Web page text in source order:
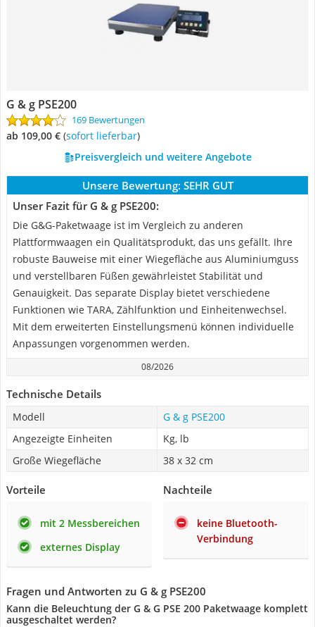
G & g PSE200
169 Bewertungen
ab 109,00 € ( Sofort lieferbar)
Preisvergleich und weitere Angebote
Unsere Bewertung: SEHR GUT
Unser Fazit für G & g PSE200:
Die G&G-Paketwaage ist im Vergleich zu anderen
Plattformwaagen ein Qualitätsprodukt, das uns gefällt. Ihre
robuste Bauweise mit einer Wiegefläche aus Aluminiumguss
und verstellbaren Füßen gewährleistet Stabilität und
Genauigkeit. Das separate Display bietet verschiedene
Funktionen wie TARA, Zählfunktion und Einheitenwechsel.
Mit dem erweiterten Einstellungsmenü können individuelle
Anpassungen vorgenommen werden.
08/2026
Technische Details
Modell
G & g PSE200
Angezeigte Einheiten
Kg, lb
Große Wiegefläche
‎38 x 32 cm
Vorteile
mit 2 Messbereichen
externes Display
Nachteile
keine Bluetooth-
Verbindung
Fragen und Antworten zu G & g PSE200
Kann die Beleuchtung der G & G PSE 200 Paketwaage komplett
ausgeschaltet werden?